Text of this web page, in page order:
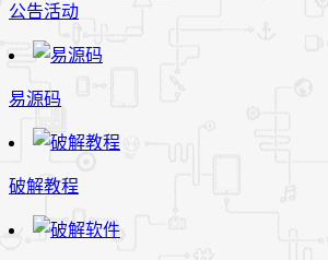
公告活动
易源码
破解教程